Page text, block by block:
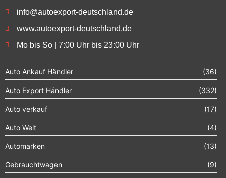
info@autoexport-deutschland.de
www.autoexport-deutschland.de
Mo bis So | 7:00 Uhr bis 23:00 Uhr
Auto Ankauf Händler (36)
Auto Export Händler (332)
Auto verkauf (17)
Auto Welt (4)
Automarken (13)
Gebrauchtwagen (9)